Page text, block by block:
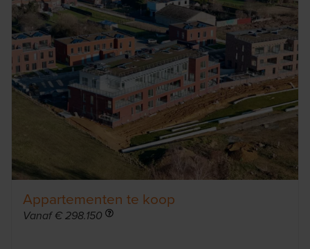
Appartementen te koop
Vanaf € 298.150 Info